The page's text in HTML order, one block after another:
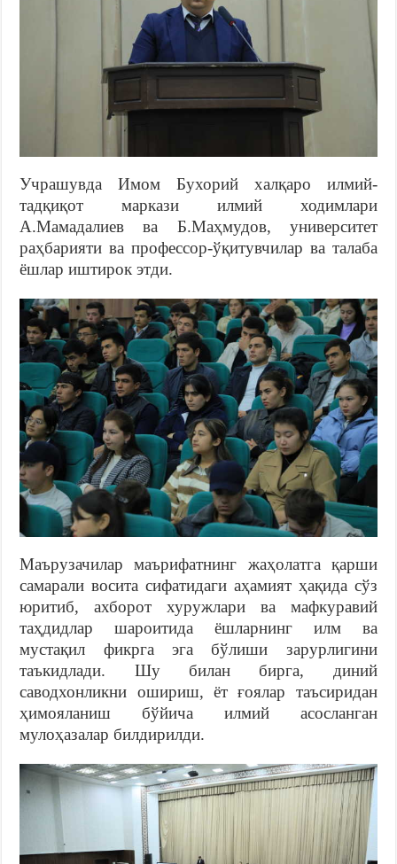
Учрашувда Имом Бухорий халқаро илмий-
тадқиқот маркази илмий ходимлари
А.Мамадалиев ва Б.Маҳмудов, университет
раҳбарияти ва профессор-ўқитувчилар ва талаба
ёшлар иштирок этди.
Маърузачилар маърифатнинг жаҳолатга қарши
самарали восита сифатидаги аҳамият ҳақида сўз
юритиб, ахборот хуружлари ва мафкуравий
таҳдидлар шароитида ёшларнинг илм ва
мустақил фикрга эга бўлиши зарурлигини
таъкидлади. Шу билан бирга, диний
саводхонликни ошириш, ёт ғоялар таъсиридан
ҳимояланиш бўйича илмий асосланган
мулоҳазалар билдирилди.